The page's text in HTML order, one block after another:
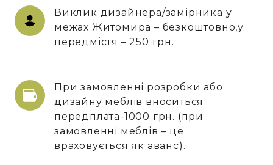
Виклик дизайнера/замірника у
межах Житомира – безкоштовно,у
передмістя – 250 грн.
При замовленні розробки або
дизайну меблів вноситься
передплата-1000 грн. (при
замовленні меблів – це
враховується як аванс).